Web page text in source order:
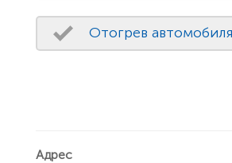
Отогрев автомобиля
Адрес